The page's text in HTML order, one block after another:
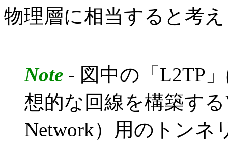
物理層に相当すると考
Note - 図中の「L2TP
想的な回線を構築す
Network）用のトンネ